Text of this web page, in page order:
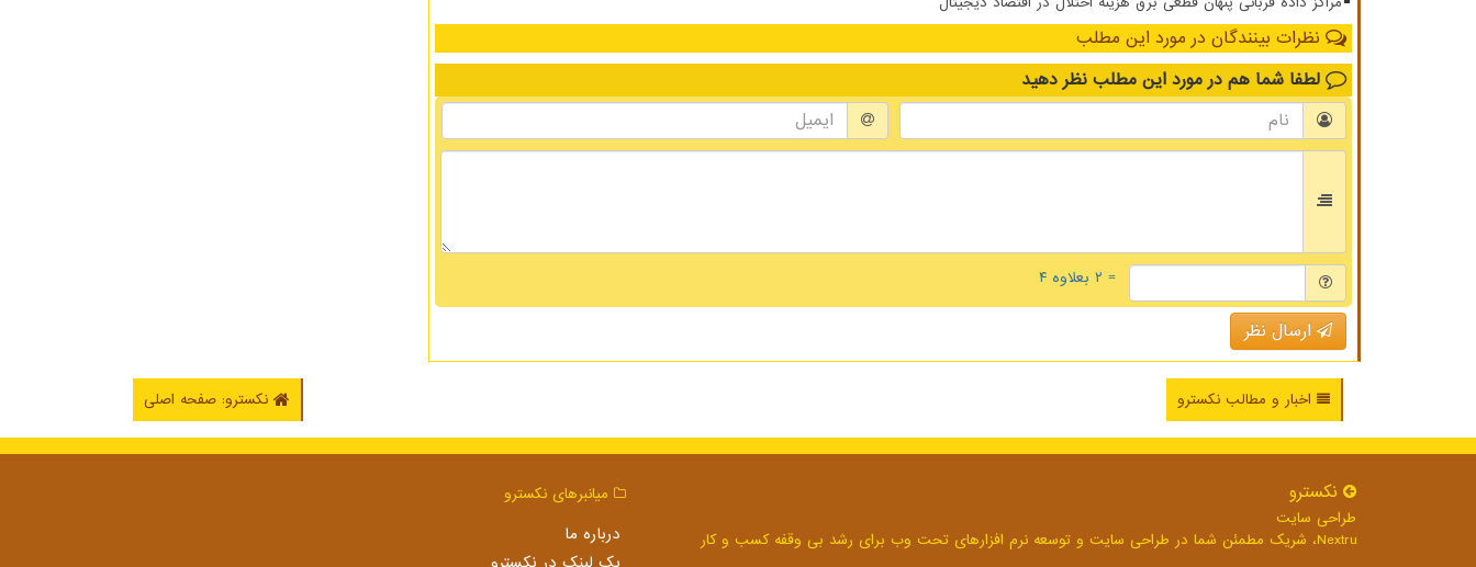
نظرات بینندگان در مورد این مطلب
لطفا شما هم در مورد این مطلب نظر دهید
= ۲ بعلاوه ۴
ارسال نظر
اخبار و مطالب نکسترو نکسترو: صفحه اصلی
نكسترو
طراحی سایت
Nextru، شریک مطمئن شما در طراحی سایت و توسعه نرم افزارهای تحت وب برای رشد بی وقفه کسب و کار
میانبرهای نكسترو
درباره ما